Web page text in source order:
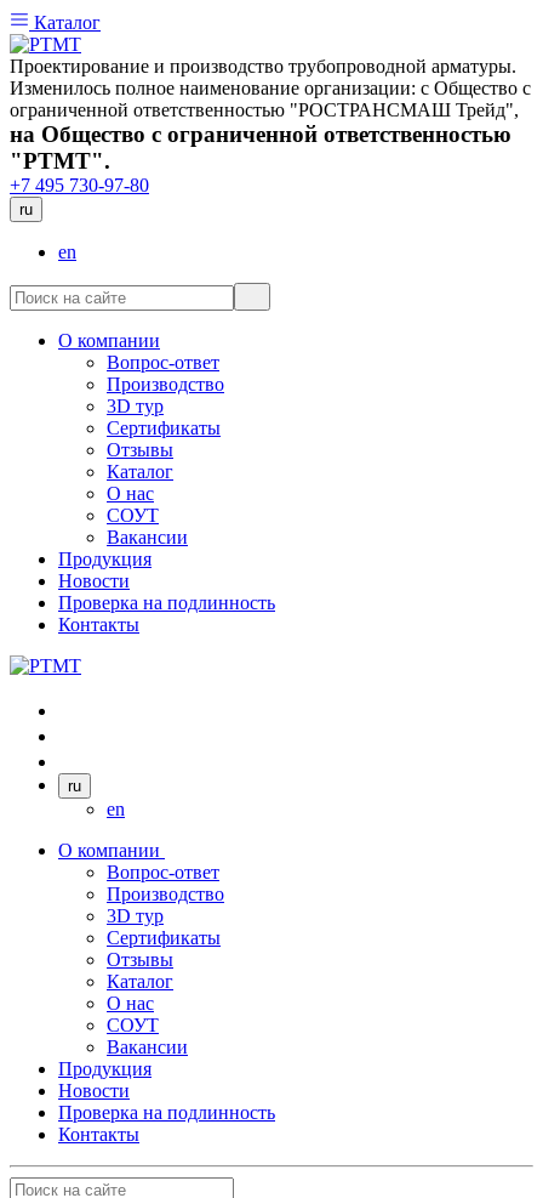
Каталог
Проектирование и производство трубопроводной арматуры.
Изменилось полное наименование организации: с Общество с
ограниченной ответственностью "РОСТРАНСМАШ Трейд",
на Общество с ограниченной ответственностью
"РТМТ".
+7 495 730-97-80
ru
en
О компании
Вопрос-ответ
Производство
3D тур
Сертификаты
Отзывы
Каталог
О нас
СОУТ
Вакансии
Продукция
Новости
Проверка на подлинность
Контакты
ru
en
О компании
Вопрос-ответ
Производство
3D тур
Сертификаты
Отзывы
Каталог
О нас
СОУТ
Вакансии
Продукция
Новости
Проверка на подлинность
Контакты